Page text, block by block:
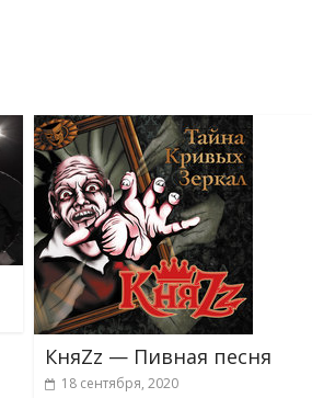
КняZz — Пивная песня
18 сентября, 2020